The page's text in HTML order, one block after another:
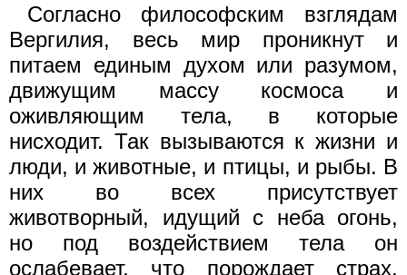
Согласно философским взглядам
Вергилия, весь мир проникнут и
питаем единым духом или разумом,
движущим массу космоса и
оживляющим тела, в которые
нисходит. Так вызываются к жизни и
люди, и животные, и птицы, и рыбы. В
них во всех присутствует
животворный, идущий с неба огонь,
но под воздействием тела он
ослабевает, что порождает страх,